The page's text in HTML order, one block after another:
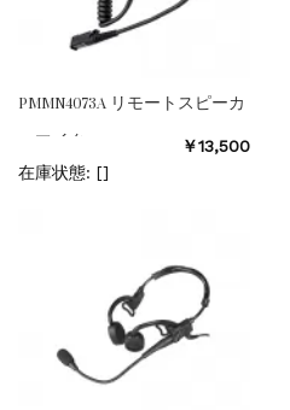
PMMN4073A リモートスピーカ
ーマイク
￥13,500
在庫状態: []